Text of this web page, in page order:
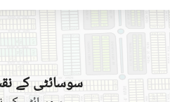
دیگر کمیونٹی کی سہولیات
صحت سوسائٹی کے